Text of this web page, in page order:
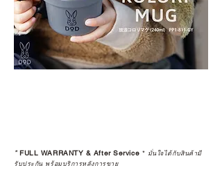
*FULL WARRANTY & After Service * มั่นใจได้กับสินค้ามี
รับประกัน พร้อมบริการหลังการขาย